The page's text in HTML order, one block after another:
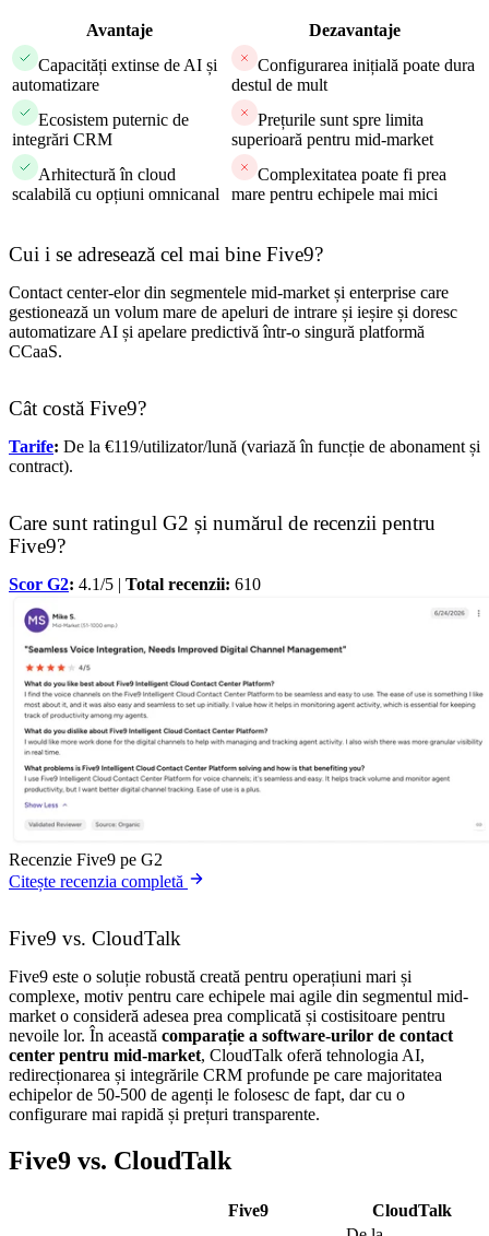
Avantaje
Dezavantaje
Capacități extinse de AI și
automatizare
Configurarea inițială poate dura
destul de mult
Ecosistem puternic de
integrări CRM
Prețurile sunt spre limita
superioară pentru mid-market
Arhitectură în cloud
scalabilă cu opțiuni omnicanal
Complexitatea poate fi prea
mare pentru echipele mai mici
Cui i se adresează cel mai bine Five9?
Contact center-elor din segmentele mid-market și enterprise care
gestionează un volum mare de apeluri de intrare și ieșire și doresc
automatizare AI și apelare predictivă într-o singură platformă
CCaaS.
Cât costă Five9?
Tarife: De la €119/utilizator/lună (variază în funcție de abonament și
contract).
Care sunt ratingul G2 și numărul de recenzii pentru
Five9?
Scor G2: 4.1/5 | Total recenzii: 610
Recenzie Five9 pe G2
Citește recenzia completă
Five9 vs. CloudTalk
Five9 este o soluție robustă creată pentru operațiuni mari și
complexe, motiv pentru care echipele mai agile din segmentul mid-
market o consideră adesea prea complicată și costisitoare pentru
nevoile lor. În această comparație a software-urilor de contact
center pentru mid-market, CloudTalk oferă tehnologia AI,
redirecționarea și integrările CRM profunde pe care majoritatea
echipelor de 50-500 de agenți le folosesc de fapt, dar cu o
configurare mai rapidă și prețuri transparente.
Five9 vs. CloudTalk
Five9
CloudTalk